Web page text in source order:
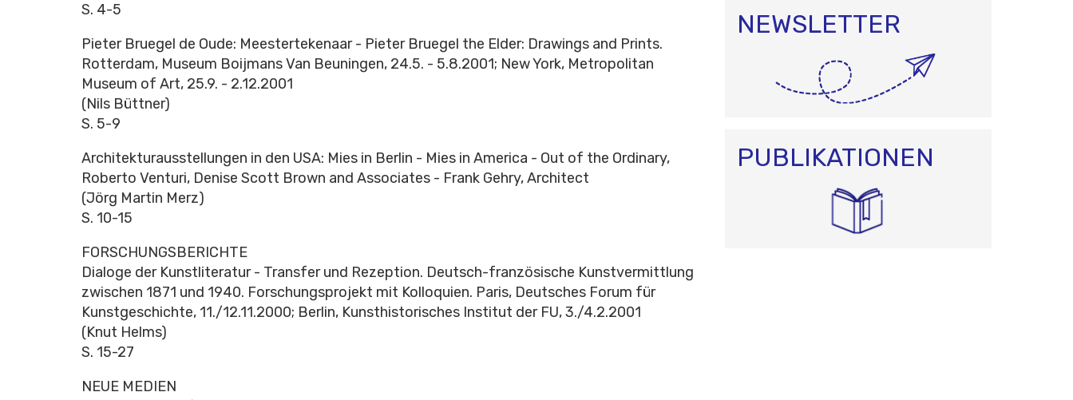
S. 4-5
Pieter Bruegel de Oude: Meestertekenaar - Pieter Bruegel the Elder: Drawings and Prints.
Rotterdam, Museum Boijmans Van Beuningen, 24.5. - 5.8.2001; New York, Metropolitan
Museum of Art, 25.9. - 2.12.2001
(Nils Büttner)
S. 5-9
Architekturausstellungen in den USA: Mies in Berlin - Mies in America - Out of the Ordinary,
Roberto Venturi, Denise Scott Brown and Associates - Frank Gehry, Architect
(Jörg Martin Merz)
S. 10-15
FORSCHUNGSBERICHTE
Dialoge der Kunstliteratur - Transfer und Rezeption. Deutsch-französische Kunstvermittlung
zwischen 1871 und 1940. Forschungsprojekt mit Kolloquien. Paris, Deutsches Forum für
Kunstgeschichte, 11./12.11.2000; Berlin, Kunsthistorisches Institut der FU, 3./4.2.2001
(Knut Helms)
S. 15-27
NEUE MEDIEN
NEWSLETTER
PUBLIKATIONEN